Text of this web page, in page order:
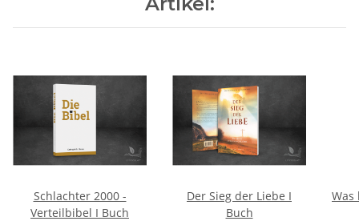
Schlachter 2000 -
Verteilbibel I Buch
Der Sieg der Liebe I
Buch
Was